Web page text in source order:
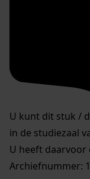
U kunt dit stuk /
in de studiezaal
U heeft daarvoor
Archiefnummer: